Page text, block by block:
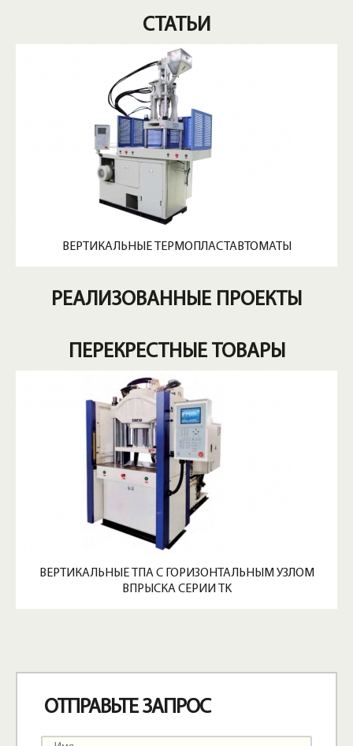
СТАТЬИ
ВЕРТИКАЛЬНЫЕ ТЕРМОПЛАСТАВТОМАТЫ
РЕАЛИЗОВАННЫЕ ПРОЕКТЫ
ПЕРЕКРЕСТНЫЕ ТОВАРЫ
ВЕРТИКАЛЬНЫЕ ТПА С ГОРИЗОНТАЛЬНЫМ УЗЛОМ
ВПРЫСКА СЕРИИ TK
ОТПРАВЬТЕ ЗАПРОС